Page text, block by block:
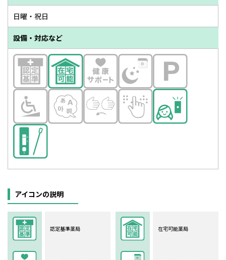
日曜・祝日
設備・対応など
アイコンの説明
認定基準薬局 在宅可能薬局